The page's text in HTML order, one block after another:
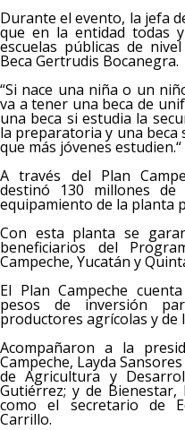
Durante el evento, la jefa
que en la entidad todas
escuelas públicas de
Beca Gertrudis Bocanegra.
“Si nace una niña o un
va a tener una beca de
una beca si estudia la
la preparatoria y una beca
que más jóvenes estudien.“
A través del Plan
destinó 130 millones
equipamiento de la planta
Con esta planta se
beneficiarios del
Campeche, Yucatán y
El Plan Campeche
pesos de inversión
productores agrícolas y de
Acompañaron a la
Campeche, Layda
de Agricultura y
Gutiérrez; y de Bienestar,
como el secretario de
Carrillo.